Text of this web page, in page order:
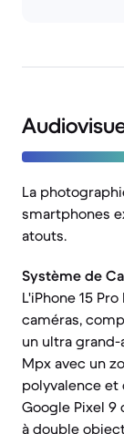
La
smartphones
atouts.
Système de
L'iPhone 15
caméras,
un ultra
Mpx avec un
polyvalence et
Google Pixel
à double